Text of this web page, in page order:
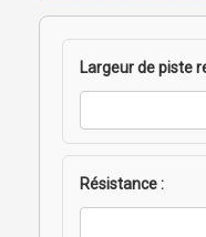
Largeur de piste
Résistance :